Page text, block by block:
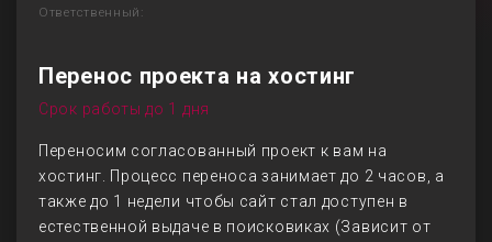
Ответственный:
Перенос проекта на хостинг
Срок работы до 1 дня
Переносим согласованный проект к вам на
хостинг. Процесс переноса занимает до 2 часов, а
также до 1 недели чтобы сайт стал доступен в
естественной выдаче в поисковиках (Зависит от